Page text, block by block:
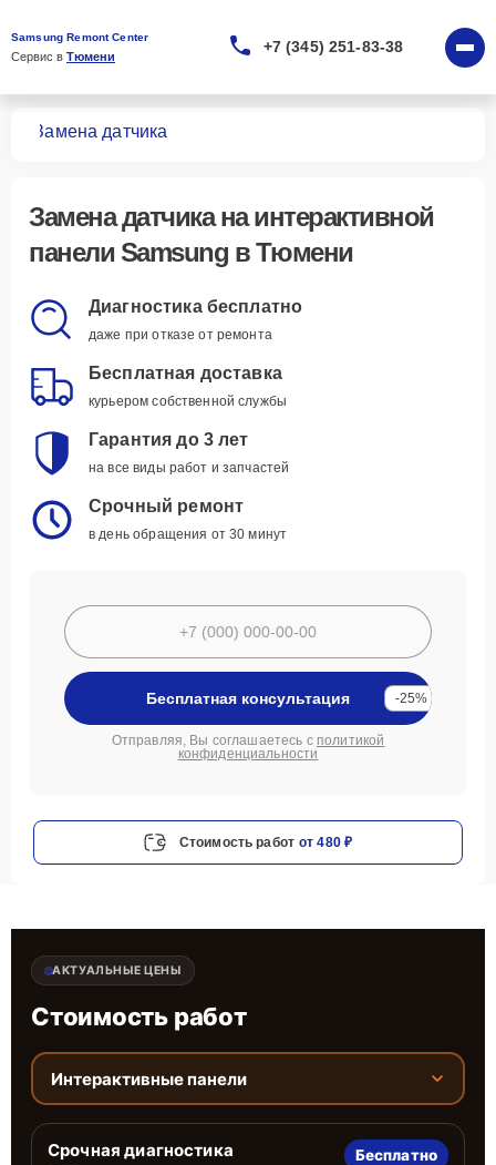
Samsung Remont Center
Сервис в Тюмени
+7 (345) 251-83-38
Замена датчика
Замена датчикана интерактивной
панели Samsung в Тюмени
Диагностика бесплатно
даже при отказе от ремонта
Бесплатная доставка
курьером собственной службы
Гарантия до 3 лет
на все виды работ и запчастей
Срочный ремонт
в день обращения от 30 минут
Бесплатная консультация -25%
Отправляя, Вы соглашаетесь с политикой
конфиденциальности
Стоимость работ от 480 ₽
АКТУАЛЬНЫЕ ЦЕНЫ
Стоимость работ
Интерактивные панели
Срочная диагностика Бесплатно